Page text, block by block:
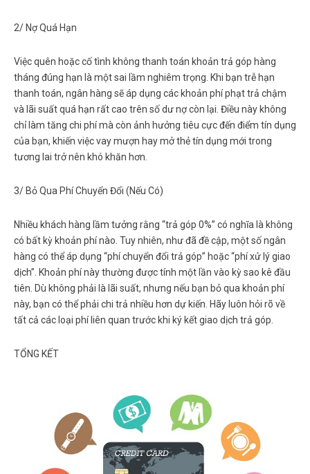
2/ Nợ Quá Hạn
Việc quên hoặc cố tình không thanh toán khoản trả góp hàng
tháng đúng hạn là một sai lầm nghiêm trọng. Khi bạn trễ hạn
thanh toán, ngân hàng sẽ áp dụng các khoản phí phạt trả chậm
và lãi suất quá hạn rất cao trên số dư nợ còn lại. Điều này không
chỉ làm tăng chi phí mà còn ảnh hưởng tiêu cực đến điểm tín dụng
của bạn, khiến việc vay mượn hay mở thẻ tín dụng mới trong
tương lai trở nên khó khăn hơn.
3/ Bỏ Qua Phí Chuyển Đổi (Nếu Có)
Nhiều khách hàng lầm tưởng rằng “trả góp 0%” có nghĩa là không
có bất kỳ khoản phí nào. Tuy nhiên, như đã đề cập, một số ngân
hàng có thể áp dụng “phí chuyển đổi trả góp” hoặc “phí xử lý giao
dịch”. Khoản phí này thường được tính một lần vào kỳ sao kê đầu
tiên. Dù không phải là lãi suất, nhưng nếu bạn bỏ qua khoản phí
này, bạn có thể phải chi trả nhiều hơn dự kiến. Hãy luôn hỏi rõ về
tất cả các loại phí liên quan trước khi ký kết giao dịch trả góp.
TỔNG KẾT